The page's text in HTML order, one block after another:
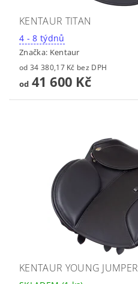
KENTAUR TITAN
4 - 8 týdnů
Značka: Kentaur
od 34 380,17 Kč bez DPH
od41 600 Kč
KENTAUR YOUNG JUMPER